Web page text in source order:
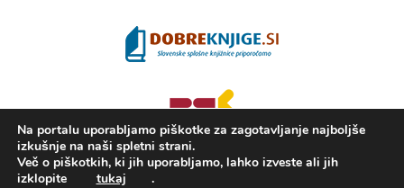
2008 - 2026 © Portal KAMRA
Na portalu uporabljamo piškotke za zagotavljanje najboljše
izkušnje na naši spletni strani.
Več o piškotkih, ki jih uporabljamo, lahko izveste ali jih
izklopite
tukaj .